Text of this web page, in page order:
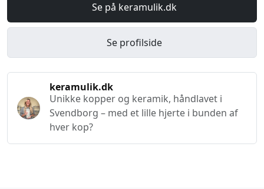
Se på keramulik.dk
Se profilside
keramulik.dk
Unikke kopper og keramik, håndlavet i
Svendborg – med et lille hjerte i bunden af
hver kop?